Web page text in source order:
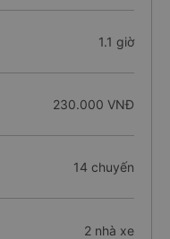
1.1 giờ
230.000 VNĐ
14 chuyến
2 nhà xe